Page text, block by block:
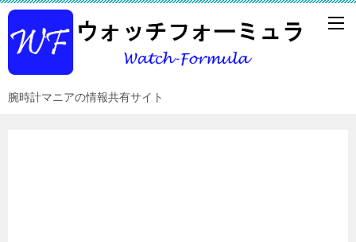
腕時計マニアの情報共有サイト